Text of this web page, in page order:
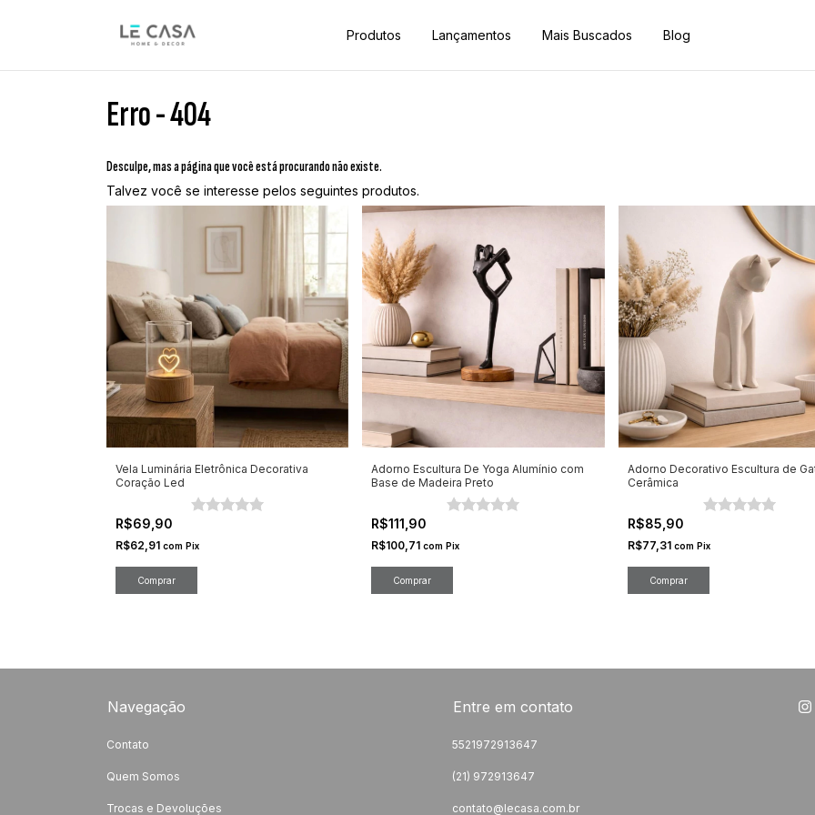
Produtos Lançamentos Mais Buscados Blog
Erro - 404
Desculpe, mas a página que você está procurando não existe.
Talvez você se interesse pelos seguintes produtos.
Vela Luminária Eletrônica Decorativa
Coração Led
R$69,90
R$62,91 com Pix
Adorno Escultura De Yoga Alumínio com
Base de Madeira Preto
R$111,90
R$100,71com Pix
Comprar
Adorno Decorativo Escultura de
Cerâmica
R$85,90
R$77,31 com Pix
Navegação
Contato
Quem Somos
Trocas e Devoluções
Entre em contato
5521972913647
(21) 972913647
contato@lecasa.com.br